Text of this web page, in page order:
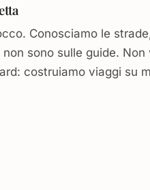
Conosciamo le
sono sulle guide. Non
costruiamo viaggi su